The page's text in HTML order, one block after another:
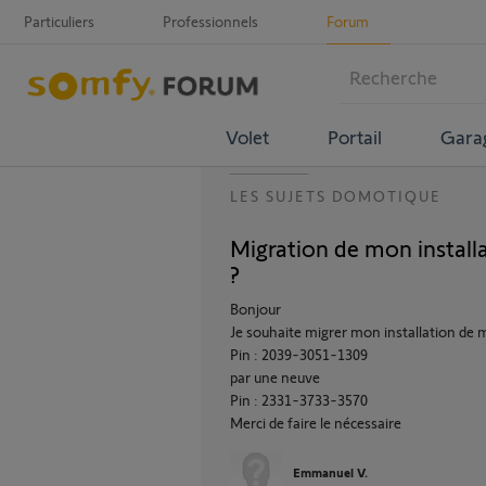
Particuliers Professionnels Forum
Volet Portail
LES SUJETS DOMOTIQUE
Migration de mon
?
Bonjour
Je souhaite migrer mon installation de
Pin : 2039-3051-1309
par une neuve
Pin : 2331-3733-3570
Merci de faire le nécessaire
Emmanuel V.